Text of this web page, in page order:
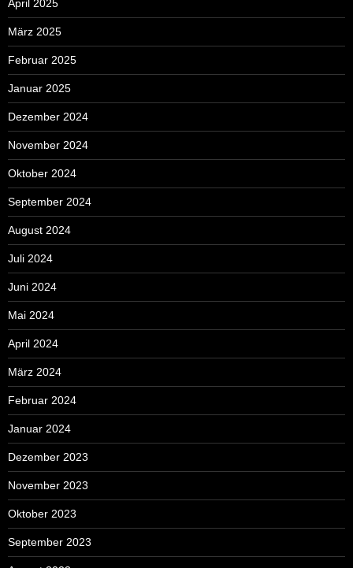
April 2025
März 2025
Februar 2025
Januar 2025
Dezember 2024
November 2024
Oktober 2024
September 2024
August 2024
Juli 2024
Juni 2024
Mai 2024
April 2024
März 2024
Februar 2024
Januar 2024
Dezember 2023
November 2023
Oktober 2023
September 2023